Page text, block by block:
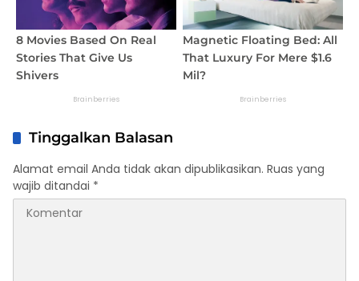
Tinggalkan Balasan
Alamat email Anda tidak akan dipublikasikan. Ruas yang
wajib ditandai *